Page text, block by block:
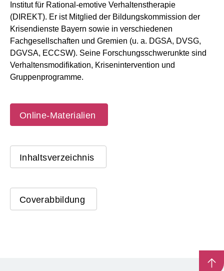
Institut für Rational-emotive Verhaltenstherapie
(DIREKT). Er ist Mitglied der Bildungskommission der
Krisendienste Bayern sowie in verschiedenen
Fachgesellschaften und Gremien (u. a. DGSA, DVSG,
DGVSA, ECCSW). Seine Forschungsschwerunkte sind
Verhaltensmodifikation, Krisenintervention und
Gruppenprogramme.
Online-Materialien
Inhaltsverzeichnis
Coverabbildung